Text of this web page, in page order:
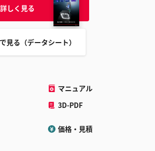
しく見る
見る（データシート）
マニュアル
3D-PDF
価格・見積